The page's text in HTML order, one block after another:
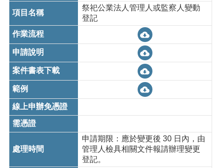
祭祀公業法人管理人或監察人變動
登記
申請期限：應於變更後 30 日內，由
管理人檢具相關文件報請辦理變更
登記。